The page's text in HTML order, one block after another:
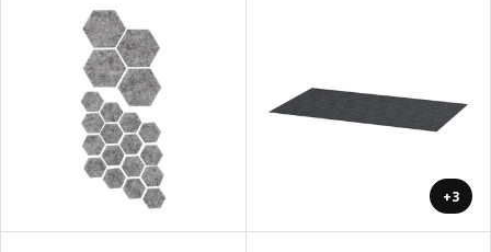
+3